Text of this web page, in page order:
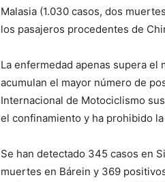
Malasia (1.030 casos, dos
los pasajeros procedentes de
La enfermedad apenas supera
acumulan el mayor número de
Internacional de Motociclismo
el confinamiento y ha prohibido
Se han detectado 345 casos en
muertes en Bárein y 369